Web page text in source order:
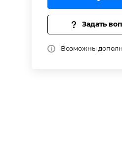
Задать
Возможны